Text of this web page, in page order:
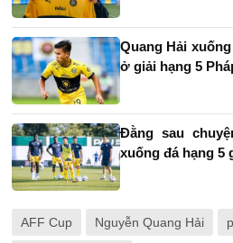
Quang Hải
ở giải hạng 5
Đằng sau
xuống đá hạng 5
AFF Cup Nguyễn Quang Hải